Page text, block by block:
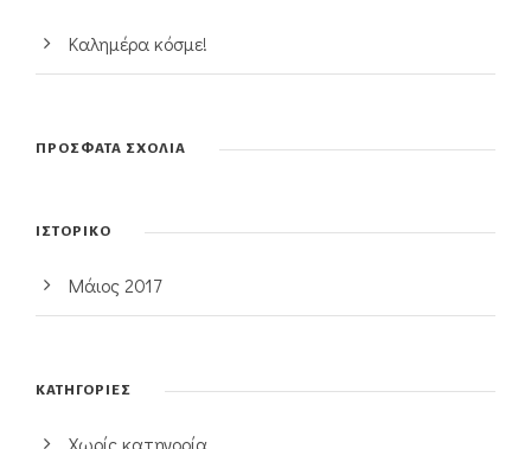
Καλημέρα κόσμε!
ΠΡΌΣΦΑΤΑ ΣΧΌΛΙΑ
ΙΣΤΟΡΙΚΌ
Μάιος 2017
KΑΤΗΓΟΡΊΕΣ
Χωρίς κατηγορία